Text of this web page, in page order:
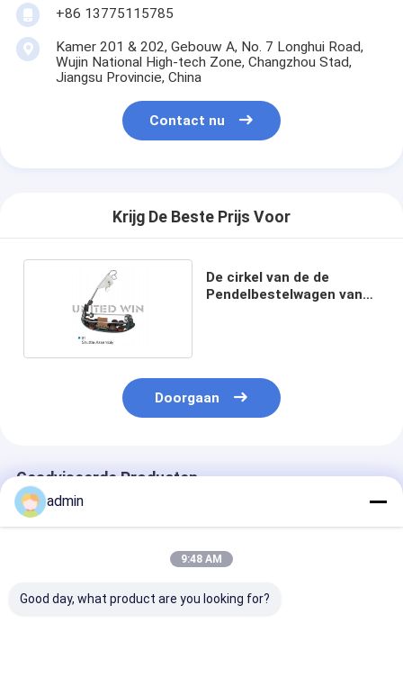
+86 13775115785
Kamer 201 & 202, Gebouw A, No. 7 Longhui Road,
Wujin National High-tech Zone, Changzhou Stad,
Jiangsu Provincie, China
Contact nu
Krijg De Beste Prijs Voor
De cirkel van de de
Pendelbestelwagen van
Doorgaan
Geadviseerde Producten
admin
9:48 AM
Good day, what product are you looking for?